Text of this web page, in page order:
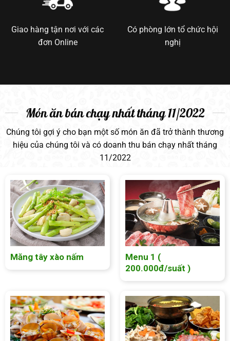
Giao hàng tận nơi với các
đơn Online
Có phòng lớn tổ chức hội
nghị
Món ăn bán chạy nhất tháng 11/2022
Chúng tôi gợi ý cho bạn một số món ăn đã trở thành thương
hiệu của chúng tôi và có doanh thu bán chạy nhất tháng
11/2022
Măng tây xào nấm
Menu 1 (
200.000đ/suất )